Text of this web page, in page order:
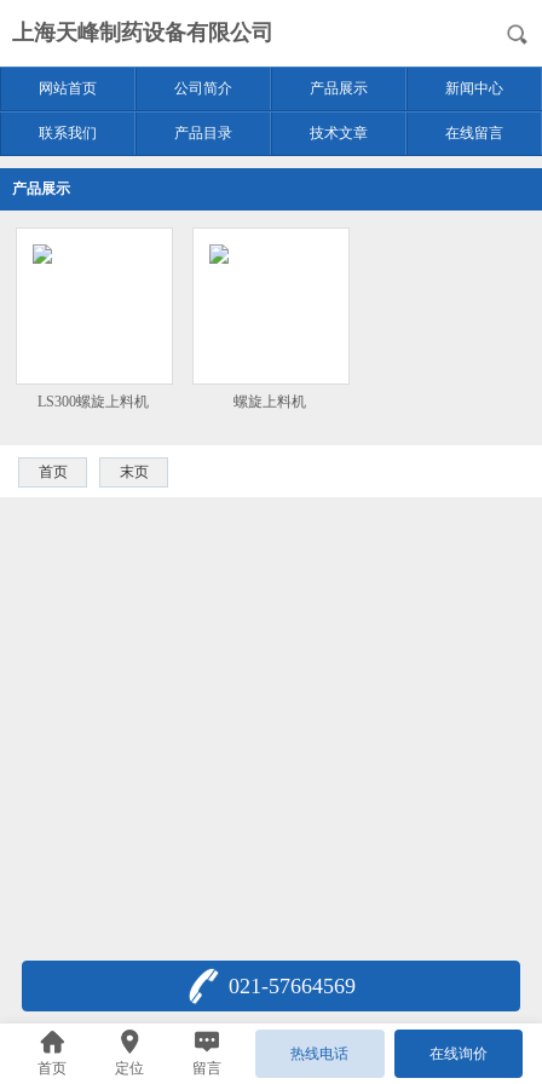
上海天峰制药设备有限公司
网站首页 公司简介 产品展示 新闻中心
联系我们 产品目录 技术文章 在线留言
产品展示
LS300螺旋上料机 螺旋上料机
首页 末页
021-57664569
首页 定位 留言
热线电话 在线询价